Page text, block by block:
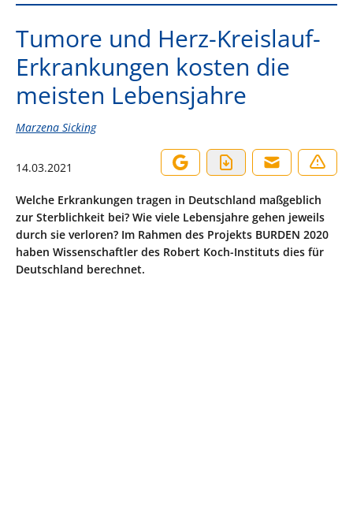
Tumore und Herz-Kreislauf-
Erkrankungen kosten die
meisten Lebensjahre
Marzena Sicking
14.03.2021
Welche Erkrankungen tragen in Deutschland maßgeblich
zur Sterblichkeit bei? Wie viele Lebensjahre gehen jeweils
durch sie verloren? Im Rahmen des Projekts BURDEN 2020
haben Wissenschaftler des Robert Koch-Instituts dies für
Deutschland berechnet.